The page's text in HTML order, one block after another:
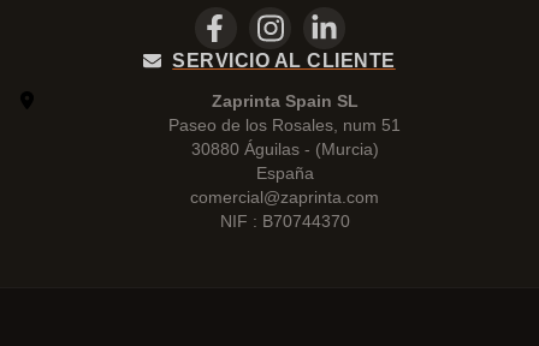
SERVICIO AL CLIENTE
Zaprinta Spain SL
Paseo de los Rosales, num 51
30880 Águilas - (Murcia)
España
comercial@zaprinta.com
NIF : B70744370